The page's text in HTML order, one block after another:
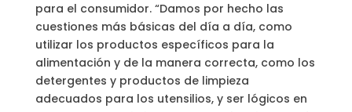
para el consumidor. “Damos por hecho las
cuestiones más básicas del día a día, como
utilizar los productos específicos para la
alimentación y de la manera correcta, como los
detergentes y productos de limpieza
adecuados para los utensilios, y ser lógicos en